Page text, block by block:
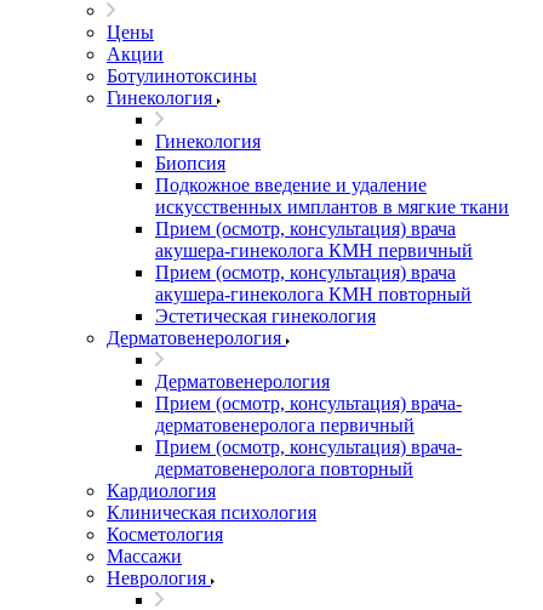
Цены
Акции
Ботулинотоксины
Гинекология
Гинекология
Биопсия
Подкожное введение и удаление
искусственных имплантов в мягкие ткани
Прием (осмотр, консультация) врача
акушера-гинеколога КМН первичный
Прием (осмотр, консультация) врача
акушера-гинеколога КМН повторный
Эстетическая гинекология
Дерматовенерология
Дерматовенерология
Прием (осмотр, консультация) врача-
дерматовенеролога первичный
Прием (осмотр, консультация) врача-
дерматовенеролога повторный
Кардиология
Клиническая психология
Косметология
Массажи
Неврология